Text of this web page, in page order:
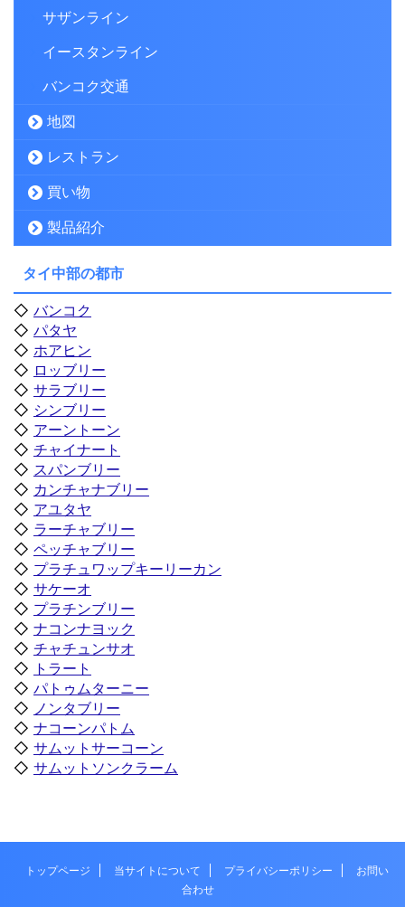
サザンライン
イースタンライン
バンコク交通
地図
レストラン
買い物
製品紹介
タイ中部の都市
◇ バンコク
◇ パタヤ
◇ ホアヒン
◇ ロッブリー
◇ サラブリー
◇ シンブリー
◇ アーントーン
◇ チャイナート
◇ スパンブリー
◇ カンチャナブリー
◇ アユタヤ
◇ ラーチャブリー
◇ ペッチャブリー
◇ プラチュワップキーリーカン
◇ サケーオ
◇ プラチンブリー
◇ ナコンナヨック
◇ チャチュンサオ
◇ トラート
◇ パトゥムターニー
◇ ノンタブリー
◇ ナコーンパトム
◇ サムットサーコーン
◇ サムットソンクラーム
トップページ 当サイトについて プライバシーポリシー
お問い
合わせ